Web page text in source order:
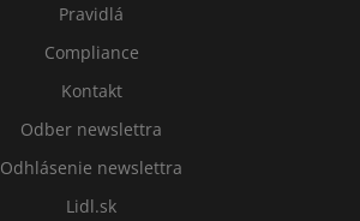
Pravidlá
Compliance
Kontakt
Odber newslettra
Odhlásenie newslettra
Lidl.sk